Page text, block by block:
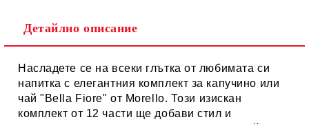
Детайлно описание
Насладете се на всеки глътка от любимата си
напитка с елегантния комплект за капучино или
чай "Bella Fiore" от Morello. Този изискан
комплект от 12 части ще добави стил и